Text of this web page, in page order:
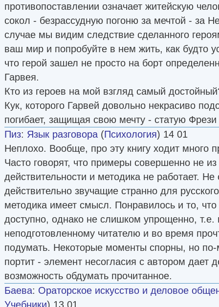
противопоставлении означает житейскую
сокол - безрассудную погоню за мечтой - за
случае мы видим следствие сделанного
ваш мир и попробуйте в нем жить, как будто
что герой зашел не просто на борт
Гарвея.
Кто из героев на мой взгляд самый
Кук, которого Гарвей довольно некрасиво
погибает, защищая свою мечту - статую Фрези
Пиз: Язык разговора (Психология) 14 01
Неплохо. Вообще, про эту книгу ходит много
Часто говорят, что примеры совершенно не из
действительности и методика не работает.
действительно звучащие странно для
методика имеет смысл. Понравилось и то,
доступно, однако не слишком упрощенно, т.е.
неподготовленному читателю и во время
подумать. Некоторые моменты спорны, но по-
портит - элемент несогласия с автором дает
возможность обдумать прочитанное.
Баева: Ораторское искусство и деловое
Учебники) 13 01